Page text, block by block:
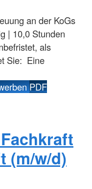
an der KoGs
| 10,0 Stunden
als
Sie: Eine
PDF
(m/w/d)